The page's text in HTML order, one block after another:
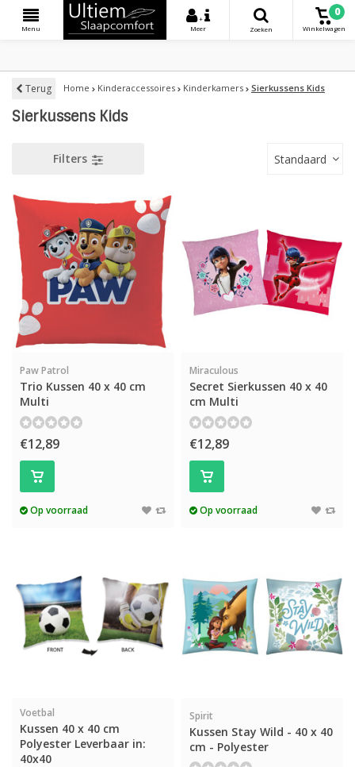
Menu
+
Meer
Zoeken
0
Winkelwagen
Terug Home Kinderaccessoires Kinderkamers Sierkussens Kids
Sierkussens Kids
Filters Standaard
Paw Patrol
Trio Kussen 40 x 40 cm
Multi
€12,89
Op voorraad
Miraculous
Secret Sierkussen 40 x 40
cm Multi
€12,89
Op voorraad
Voetbal
Kussen 40 x 40 cm
Polyester Leverbaar in:
40x40
Spirit
Kussen Stay Wild - 40 x 40
cm - Polyester